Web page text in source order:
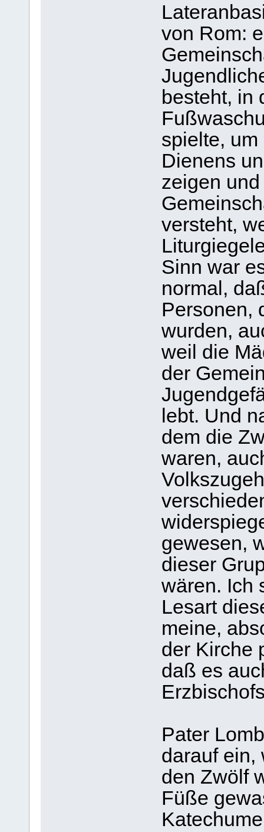
von Rom:
besteht, in
spielte,
Dienens
zeigen
versteht,
Sinn war
normal,
Personen,
wurden,
weil die
der
lebt. Und
dem die
waren,
gewesen,
dieser
wären. Ich
Lesart
meine,
der Kirche
daß es
Pater
darauf ein,
den Zwölf
Füße